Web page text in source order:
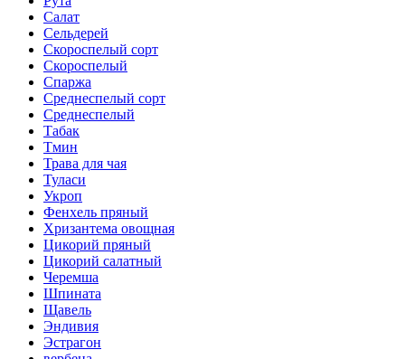
Салат
Сельдерей
Скороспелый сорт
Скороспелый
Спаржа
Среднеспелый сорт
Среднеспелый
Табак
Тмин
Трава для чая
Туласи
Укроп
Фенхель пряный
Хризантема овощная
Цикорий пряный
Цикорий салатный
Черемша
Шпината
Щавель
Эндивия
Эстрагон